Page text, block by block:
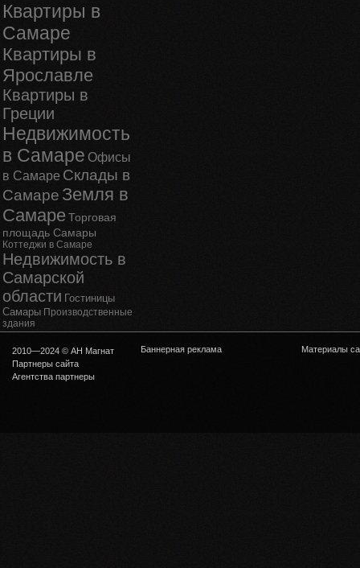
Квартиры в
Самаре
Квартиры в
Ярославле
Квартиры в
Греции
Недвижимость
в Самаре Офисы
в Самаре Склады в
Самаре Земля в
СамареТорговая
площадь Самары
Коттеджи в Самаре
Недвижимость в
Самарской
области Гостиницы
Самары Производственные
здания
2010—2024 © АН Магнат
Партнеры сайта
Агентства партнеры
Баннерная реклама Материалы